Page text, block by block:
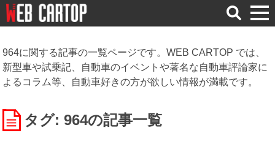
検
索
964に関する記事の一覧ページです。WEB CARTOP では、
新型車や試乗記、自動車のイベントや著名な自動車評論家に
よるコラム等、自動車好きの方が欲しい情報が満載です。
タグ: 964の記事一覧